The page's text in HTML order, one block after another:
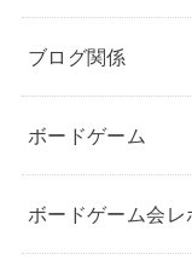
ブログ関係
ボードゲーム
ボードゲーム会レ